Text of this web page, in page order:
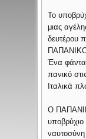
Το
μιας
δευτέρου
Ένα
πανικό
Ιταλικά
Ο
ναυτοσύνη